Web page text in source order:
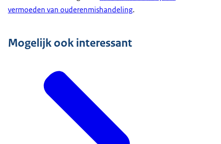
vermoeden van ouderenmishandeling.
Mogelijk ook interessant